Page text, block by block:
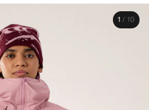
1 / 10